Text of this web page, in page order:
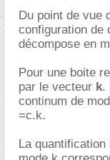
Du point de vue
configuration de
décompose en
Pour une boite
par le vecteur k.
continum de
=c.k.
La